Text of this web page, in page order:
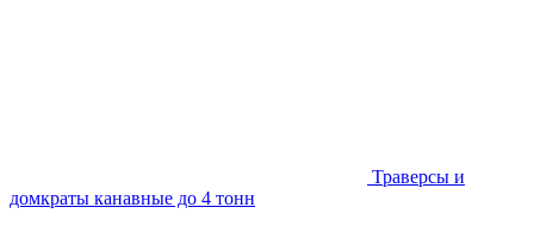
Траверсы и
домкраты канавные до 4 тонн